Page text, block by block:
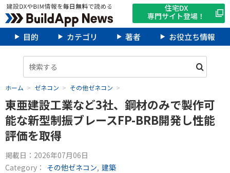
住宅DX
専門サイト登場！
目的 カテゴリ 著者 お役立ち情報
ホーム ゼネコン その他ゼネコン
東亜建設工業など3社、鋼材のみで製作可
能な新型制振ブレースFP-BRB開発し性能
評価を取得
掲載日： 2026年07月06日
Category： その他ゼネコン 建築